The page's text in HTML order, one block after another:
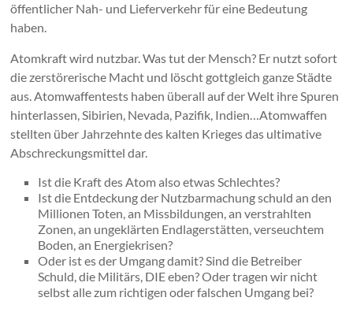
öffentlicher Nah- und Lieferverkehr für eine Bedeutung
haben.
Atomkraft wird nutzbar. Was tut der Mensch? Er nutzt sofort
die zerstörerische Macht und löscht gottgleich ganze Städte
aus. Atomwaffentests haben überall auf der Welt ihre Spuren
hinterlassen, Sibirien, Nevada, Pazifik, Indien…Atomwaffen
stellten über Jahrzehnte des kalten Krieges das ultimative
Abschreckungsmittel dar.
Ist die Kraft des Atom also etwas Schlechtes?
Ist die Entdeckung der Nutzbarmachung schuld an den
Millionen Toten, an Missbildungen, an verstrahlten
Zonen, an ungeklärten Endlagerstätten, verseuchtem
Boden, an Energiekrisen?
Oder ist es der Umgang damit? Sind die Betreiber
Schuld, die Militärs, DIE eben? Oder tragen wir nicht
selbst alle zum richtigen oder falschen Umgang bei?